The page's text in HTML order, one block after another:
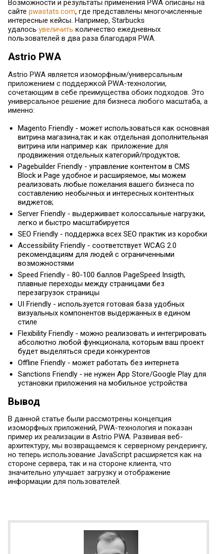
Возможности и результаты применения PWA описаны на
сайте pwastats.com, где представлены многочисленные
интересные кейсы. Например, Starbucks
удалось увеличить количество ежедневных
пользователей в два раза благодаря PWA.
Astrio PWA
Astrio PWA является изоморфным/универсальным
приложением с поддержкой PWA-технологии,
сочетающим в себе преимущества обоих подходов. Это
универсальное решение для бизнеса любого масштаба, а
именно:
Magento Friendly - может использоваться как основная
витрина магазина,так и как отдельная дополнительная
витрина или например как приложение для
продвижения отдельных категорий/продуктов;
Pagebuilder Friendly - управление контентом в CMS
Block и Page удобное и расширяемое, мы можем
реализовать любые пожелания вашего бизнеса по
составлению необычных и интересных контентных
виджетов;
Server Friendly - выдерживает колоссальные нагрузки,
легко и быстро масштабируется
SEO Friendly - поддержка всех SEO практик из коробки
Accessibility Friendly - соответствует WCAG 2.0
рекомендациям для людей с ограниченными
возможностями
Speed Friendly - 80-100 баллов PageSpeed Insigth,
плавные переходы между страницами без
перезагрузок страницы
UI Friendly - используется готовая база удобных
визуальных компонентов выдержанных в едином
стиле
Flexibility Friendly - можно реализовать и интегрировать
абсолютно любой функционала, которым ваш проект
будет выделяться среди конкурентов
Offline Friendly - может работать без интернета
Sanctions Friendly - не нужен App Store/Google Play для
установки приложения на мобильное устройства
Вывод
В данной статье были рассмотрены концепция
изоморфных приложений, PWA-технология и показан
пример их реализации в Astrio PWA. Развивая веб-
архитектуру, мы возвращаемся к серверному рендерингу,
но теперь использование JavaScript расширяется как на
стороне сервера, так и на стороне клиента, что
значительно улучшает загрузку и отображение
информации для пользователей.